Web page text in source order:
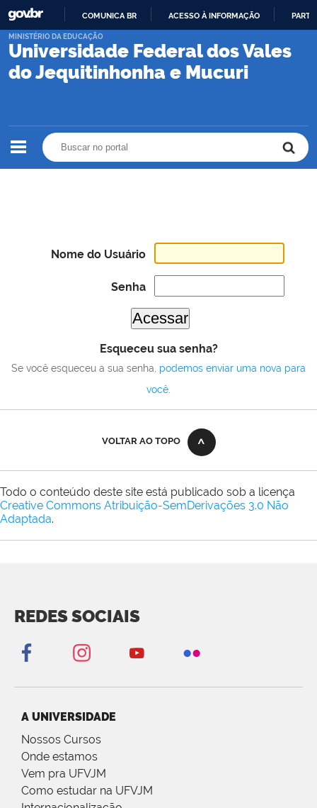
PARA
CONTEÚDO
COMUNICA BR ACESSO À INFORMAÇÃO
Universidade Federal dos Vales
do Jequitinhonha e Mucuri
MINISTÉRIO DA EDUCAÇÃO
Nome do Usuário
Senha
Esqueceu sua senha?
Se você esqueceu a sua senha, podemos enviar uma nova para
você
VOLTAR AO TOPO
Todo o conteúdo deste site está publicado sob a licença
Creative Commons Atribuição-SemDerivações 3.0 Não
Adaptada.
REDES SOCIAIS
A UNIVERSIDADE
Nossos Cursos
Onde estamos
Vem pra UFVJM
Como estudar na UFVJM